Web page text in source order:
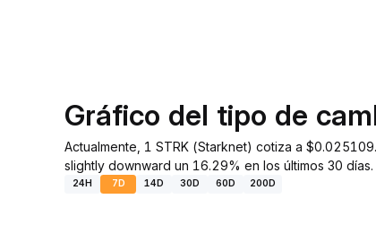
Gráfico del tipo de
Actualmente, 1 STRK (Starknet) cotiza a
slightly downward un 16.29% en los últimos 30 días.
24H 7D 14D 30D 60D 200D